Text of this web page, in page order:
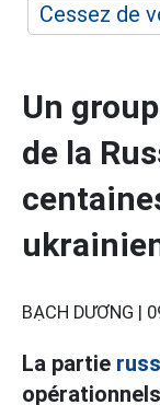
Cessez de
Un
de la
BẠCH DƯƠNG |
La partie